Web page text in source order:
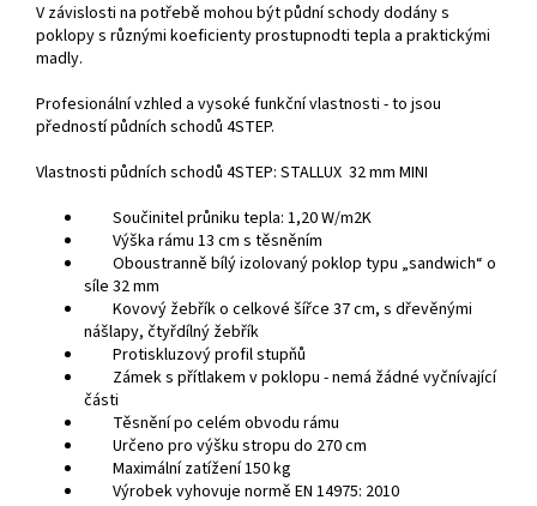
V závislosti na potřebě mohou být půdní schody dodány s
poklopy s různými koeficienty prostupnodti tepla a praktickými
madly.
Profesionální vzhled a vysoké funkční vlastnosti - to jsou
předností půdních schodů 4STEP.
Vlastnosti půdních schodů 4STEP: STALLUX 32 mm MINI
Součinitel průniku tepla: 1,20 W/m2K
Výška rámu 13 cm s těsněním
Oboustranně bílý izolovaný poklop typu „sandwich“ o
síle 32 mm
Kovový žebřík o celkové šířce 37 cm, s dřevěnými
nášlapy, čtyřdílný žebřík
Protiskluzový profil stupňů
Zámek s přítlakem v poklopu - nemá žádné vyčnívající
části
Těsnění po celém obvodu rámu
Určeno pro výšku stropu do 270 cm
Maximální zatížení 150 kg
Výrobek vyhovuje normě EN 14975: 2010